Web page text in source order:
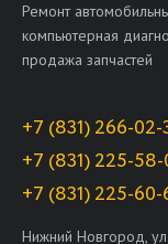
Ремонт
компьютерная
продажа запчастей
+7 (831) 266-02-
+7 (831) 225-
+7 (831) 225-60-
Нижний Новгород,